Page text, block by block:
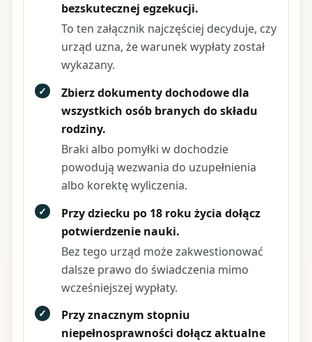
bezskutecznej egzekucji.
To ten załącznik najczęściej decyduje, czy
urząd uzna, że warunek wypłaty został
wykazany.
✓
Zbierz dokumenty dochodowe dla
wszystkich osób branych do składu
rodziny.
Braki albo pomyłki w dochodzie
powodują wezwania do uzupełnienia
albo korektę wyliczenia.
✓
Przy dziecku po 18 roku życia dołącz
potwierdzenie nauki.
Bez tego urząd może zakwestionować
dalsze prawo do świadczenia mimo
wcześniejszej wypłaty.
✓
Przy znacznym stopniu
niepełnosprawności dołącz aktualne